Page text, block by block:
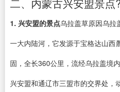
二、内蒙古兴安盟景点
1. 兴安盟的景点乌拉盖草原因乌拉
一大内陆河，它发源于宝格达山西
固，全长360公里，流经乌拉盖境
兴安盟和通辽市三盟市的交界处，